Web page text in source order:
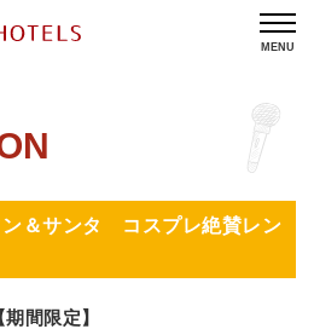
MENU
ン＆サンタ コスプレ絶賛レン
期間限定】